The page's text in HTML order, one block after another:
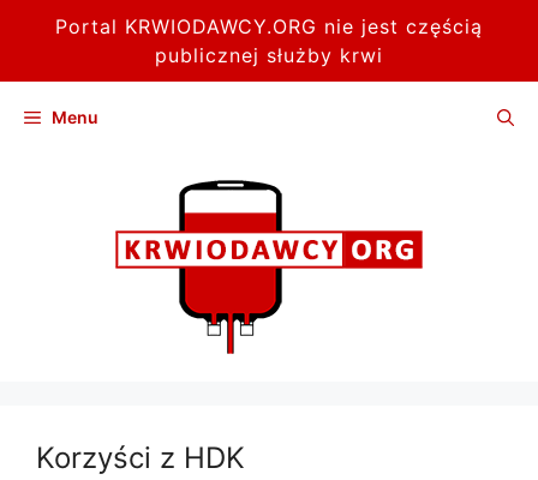
Portal KRWIODAWCY.ORG nie jest częścią
publicznej służby krwi
Menu
Korzyści z HDK